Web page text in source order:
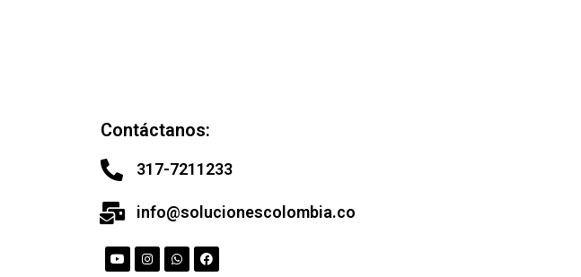
Contáctanos:
317-7211233
info@solucionescolombia.co